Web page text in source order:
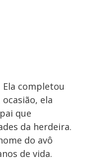
Ela completou
ela
que
da herdeira.
do avô
de vida.